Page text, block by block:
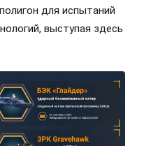
для испытаний
выступая здесь